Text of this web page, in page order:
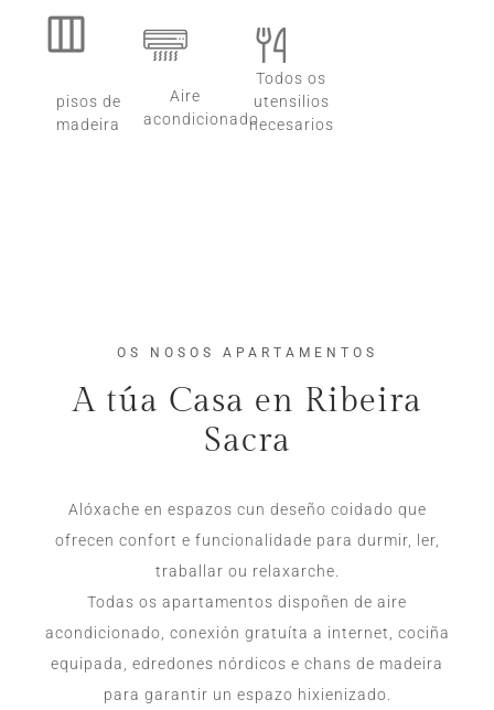
pisos de
madeira
Aire
acondicionado
Todos os
utensilios
necesarios
OS NOSOS APARTAMENTOS
A túa Casa en Ribeira
Sacra
Alóxache en espazos cun deseño coidado que
ofrecen confort e funcionalidade para durmir, ler,
traballar ou relaxarche.
Todas os apartamentos dispoñen de aire
acondicionado, conexión gratuíta a internet, cociña
equipada, edredones nórdicos e chans de madeira
para garantir un espazo hixienizado.